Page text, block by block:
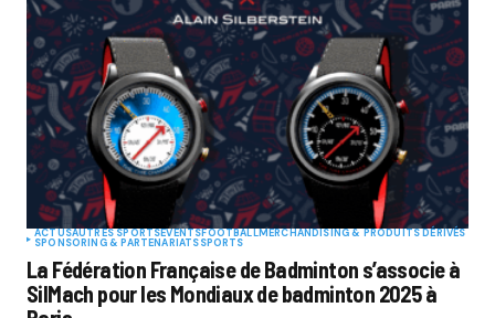
ACTUSAUTRES SPORTSEVENTSFOOTBALLMERCHANDISING & PRODUITS DÉRIVÉS
SPONSORING & PARTENARIATSSPORTS
La Fédération Française de Badminton s’associe à
SilMach pour les Mondiaux de badminton 2025 à